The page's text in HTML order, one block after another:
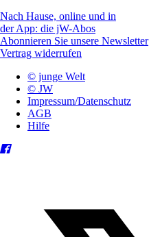
Nach Hause, online und in
der App: die jW-Abos
Abonnieren Sie unsere Newsletter
Vertrag widerrufen
© junge Welt
© JW
Impressum/Datenschutz
AGB
Hilfe